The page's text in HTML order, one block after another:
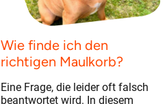
Wie finde ich den
richtigen Maulkorb?
Eine Frage, die leider oft falsch
beantwortet wird. In diesem